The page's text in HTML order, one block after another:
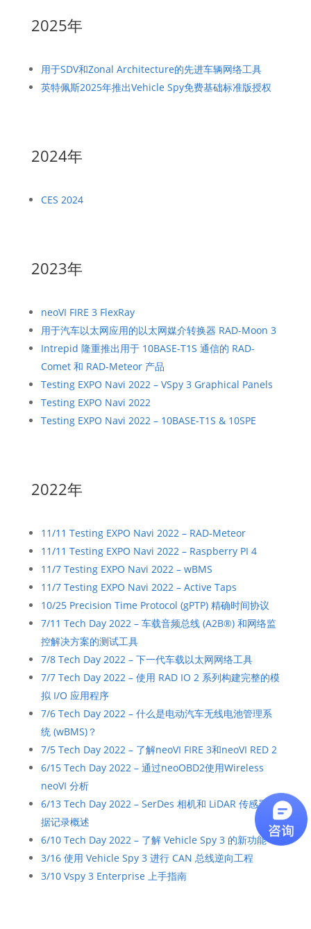
2025年
用于SDV和Zonal Architecture的先进车辆网络工具
英特佩斯2025年推出Vehicle Spy免费基础标准版授权
2024年
CES 2024
2023年
neoVI FIRE 3 FlexRay
用于汽车以太网应用的以太网媒介转换器 RAD-Moon 3
Intrepid 隆重推出用于 10BASE-T1S 通信的 RAD-
Comet 和 RAD-Meteor 产品
Testing EXPO Navi 2022 – VSpy 3 Graphical Panels
Testing EXPO Navi 2022
Testing EXPO Navi 2022 – 10BASE-T1S & 10SPE
2022年
11/11 Testing EXPO Navi 2022 – RAD-Meteor
11/11 Testing EXPO Navi 2022 – Raspberry PI 4
11/7 Testing EXPO Navi 2022 – wBMS
11/7 Testing EXPO Navi 2022 – Active Taps
10/25 Precision Time Protocol (gPTP) 精确时间协议
7/11 Tech Day 2022 – 车载音频总线 (A2B®) 和网络监
控解决方案的测试工具
7/8 Tech Day 2022 – 下一代车载以太网网络工具
7/7 Tech Day 2022 – 使用 RAD IO 2 系列构建完整的模
拟 I/O 应用程序
7/6 Tech Day 2022 – 什么是电动汽车无线电池管理系
统 (wBMS)？
7/5 Tech Day 2022 – 了解neoVI FIRE 3和neoVI RED 2
6/15 Tech Day 2022 – 通过neoOBD2使用Wireless
neoVI 分析
6/13 Tech Day 2022 – SerDes 相机和 LiDAR 传感器数
据记录概述
6/10 Tech Day 2022 – 了解 Vehicle Spy 3 的新功能
3/16 使用 Vehicle Spy 3 进行 CAN 总线逆向工程
3/10 Vspy 3 Enterprise 上手指南